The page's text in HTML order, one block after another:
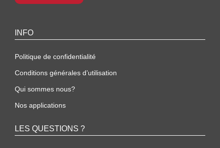
INFO
Politique de confidentialité
Conditions générales d’utilisation
Qui sommes nous?
Nos applications
LES QUESTIONS ?